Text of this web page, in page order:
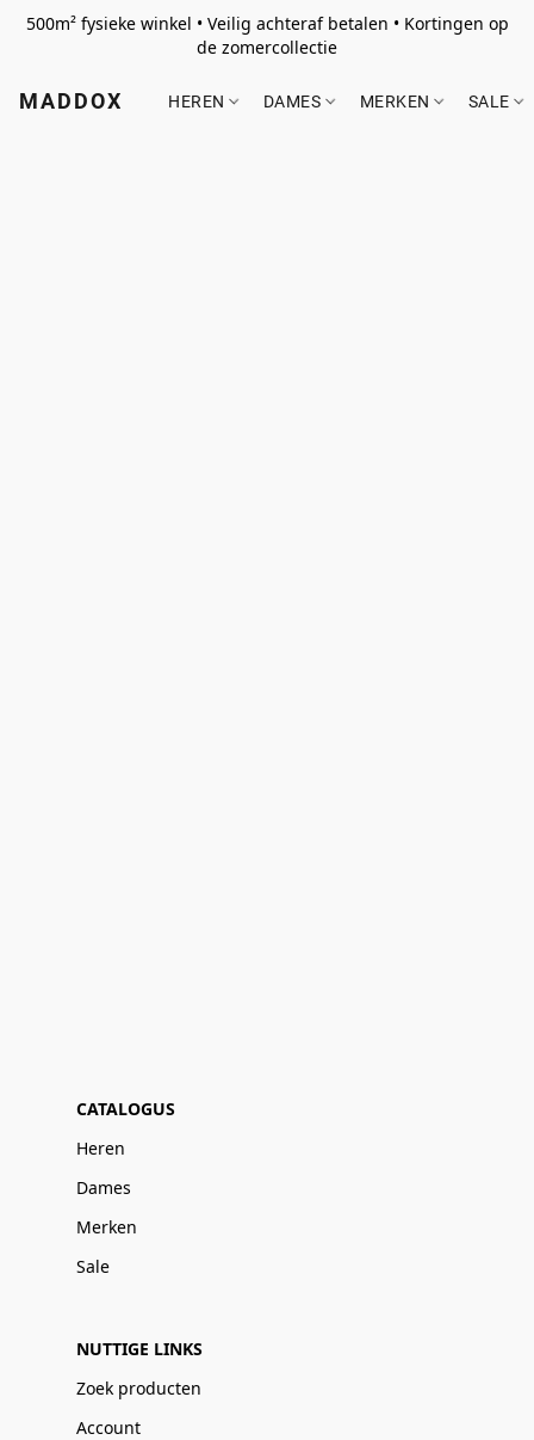
500m² fysieke winkel • Veilig achteraf betalen • Kortingen op
de zomercollectie
MADDOX HEREN DAMES MERKEN SALE
CATALOGUS
Heren
Dames
Merken
Sale
NUTTIGE LINKS
Zoek producten
Account